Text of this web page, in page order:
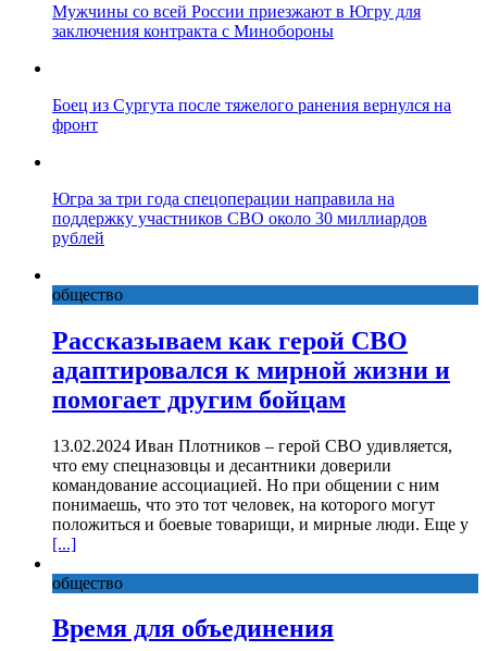
Мужчины со всей России приезжают в Югру для
заключения контракта с Минобороны
Боец из Сургута после тяжелого ранения вернулся на
фронт
Югра за три года спецоперации направила на
поддержку участников СВО около 30 миллиардов
рублей
общество
Рассказываем как герой СВО
адаптировался к мирной жизни и
помогает другим бойцам
13.02.2024 Иван Плотников – герой СВО удивляется,
что ему спецназовцы и десантники доверили
командование ассоциацией. Но при общении с ним
понимаешь, что это тот человек, на которого могут
положиться и боевые товарищи, и мирные люди. Еще у
[...]
общество
Время для объединения